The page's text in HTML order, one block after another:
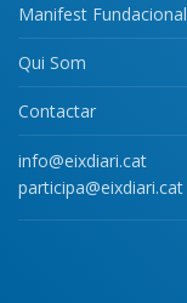
Manifest Fundacional
Qui Som
Contactar
info@eixdiari.cat
participa@eixdiari.cat